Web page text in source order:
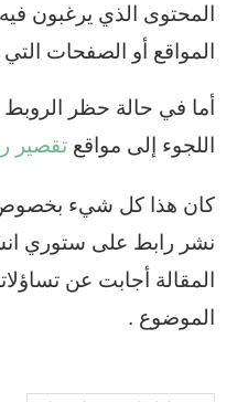
المحتوى الذي يرغبون
المواقع أو الصفحات
أما في حالة حظر
اللجوء إلى مواقع تقصير
كان هذا كل شيء بخصوص
نشر رابط على ستوري
المقالة أجابت عن
الموضوع .